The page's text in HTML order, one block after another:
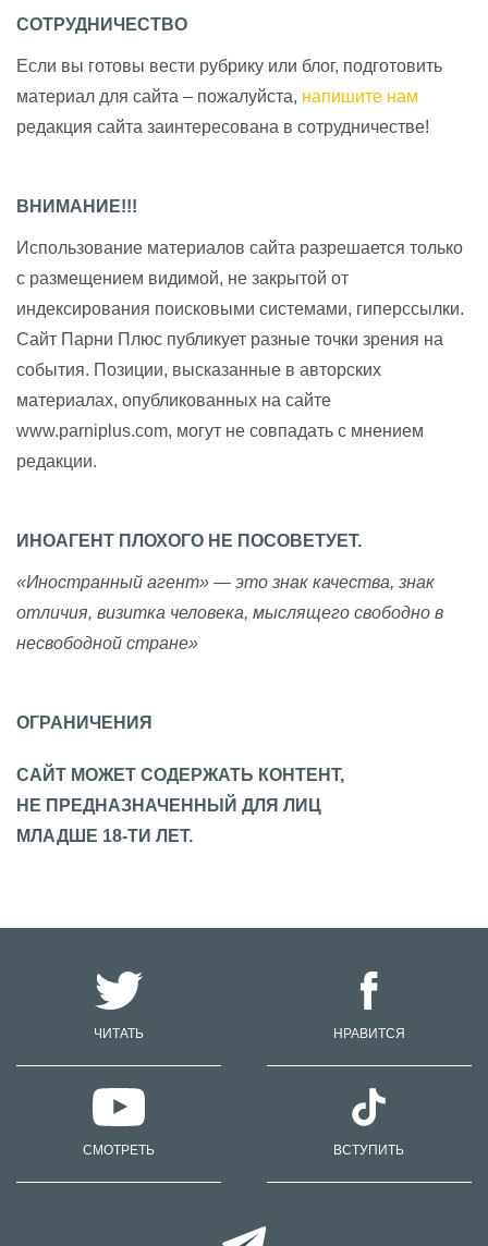
СОТРУДНИЧЕСТВО
Если вы готовы вести рубрику или блог, подготовить
материал для сайта – пожалуйста, напишите нам
редакция сайта заинтересована в сотрудничестве!
ВНИМАНИЕ!!!
Использование материалов сайта разрешается только
с размещением видимой, не закрытой от
индексирования поисковыми системами, гиперссылки.
Сайт Парни Плюс публикует разные точки зрения на
события. Позиции, высказанные в авторских
материалах, опубликованных на сайте
www.parniplus.com, могут не совпадать с мнением
редакции.
ИНОАГЕНТ ПЛОХОГО НЕ ПОСОВЕТУЕТ.
«Иностранный агент» — это знак качества, знак
отличия, визитка человека, мыслящего свободно в
несвободной стране»
ОГРАНИЧЕНИЯ
САЙТ МОЖЕТ СОДЕРЖАТЬ КОНТЕНТ,
НЕ ПРЕДНАЗНАЧЕННЫЙ ДЛЯ ЛИЦ
МЛАДШЕ 18-ТИ ЛЕТ.
ЧИТАТЬ НРАВИТСЯ
СМОТРЕТЬ ВСТУПИТЬ